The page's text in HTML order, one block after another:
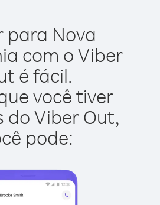
para Nova
com o Viber
é fácil.
você tiver
do Viber Out,
pode: